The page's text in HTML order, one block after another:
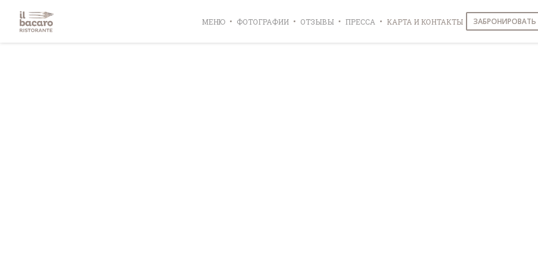
МЕНЮ ФОТОГРАФИИ ОТЗЫВЫ ПРЕССА КАРТА И КОНТАКТЫ